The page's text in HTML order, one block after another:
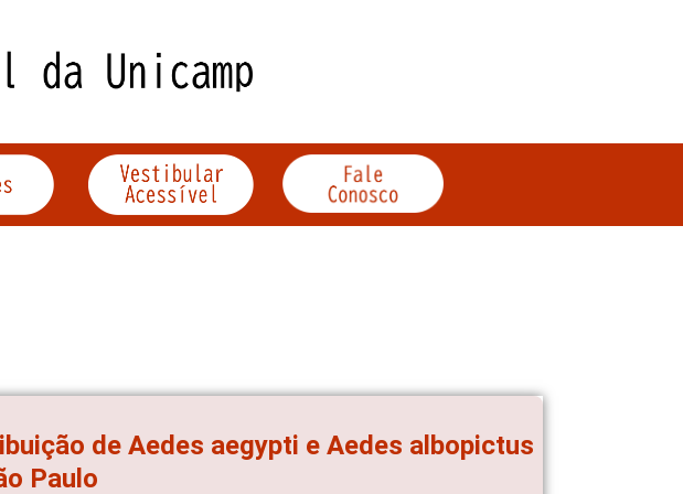
de Aedes aegypti e Aedes albopictus
Paulo